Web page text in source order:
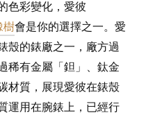
色彩變化，愛彼
樹會是你的選擇之一。愛
殼的錶廠之一，廠方過
稀有金屬「鉭」、鈦金
材質，展現愛彼在錶殼
運用在腕錶上，已經行